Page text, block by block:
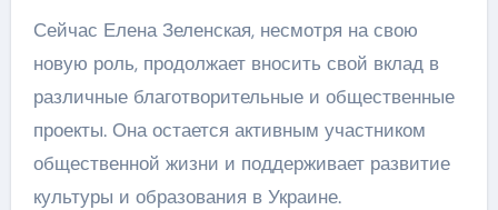
Сейчас Елена Зеленская, несмотря на свою
новую роль, продолжает вносить свой вклад в
различные благотворительные и общественные
проекты. Она остается активным участником
общественной жизни и поддерживает развитие
культуры и образования в Украине.